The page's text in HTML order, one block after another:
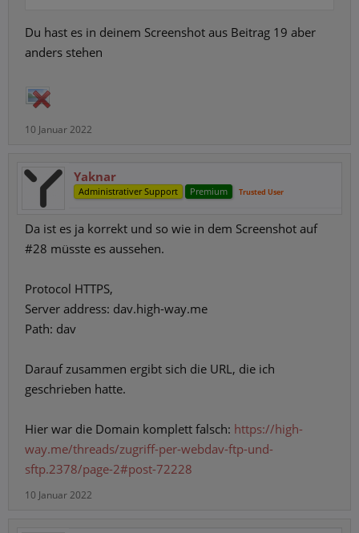
Du hast es in deinem Screenshot aus Beitrag 19 aber
anders stehen
10 Januar 2022
Yaknar
Administrativer Support Premium Trusted User
Da ist es ja korrekt und so wie in dem Screenshot auf
#28 müsste es aussehen.
Protocol HTTPS,
Server address: dav.high-way.me
Path: dav
Darauf zusammen ergibt sich die URL, die ich
geschrieben hatte.
Hier war die Domain komplett falsch: https://high-
way.me/threads/zugriff-per-webdav-ftp-und-
sftp.2378/page-2#post-72228
10 Januar 2022